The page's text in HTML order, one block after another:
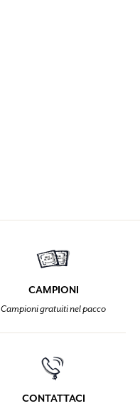
CAMPIONI
Campioni gratuiti nel pacco
CONTATTACI